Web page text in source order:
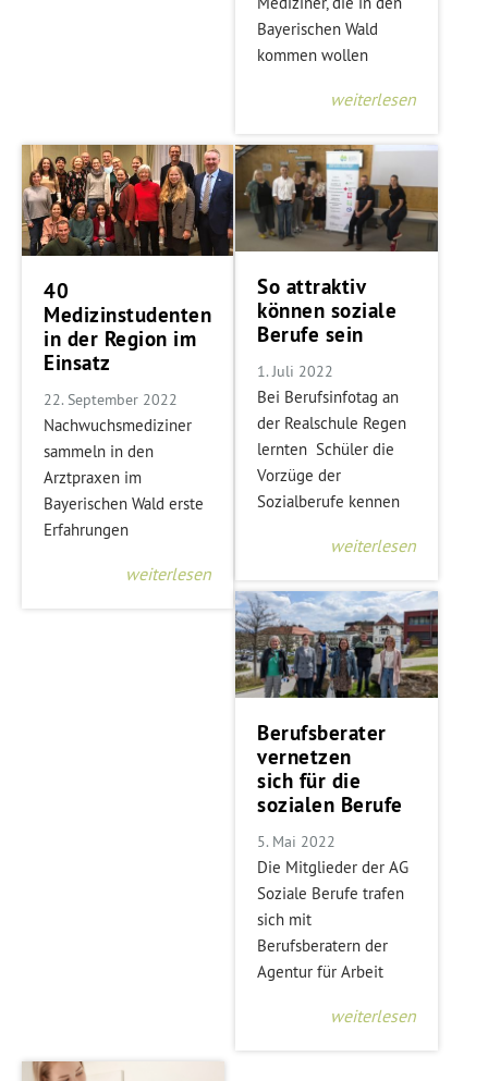
Bayerischen Wald
kommen wollen
weiterlesen
40
Medizinstudenten
in der Region im
Einsatz
22. September 2022
Nachwuchsmediziner
sammeln in den
Arztpraxen im
Bayerischen Wald erste
Erfahrungen
weiterlesen
So attraktiv
können soziale
Berufe sein
1. Juli 2022
Bei Berufsinfotag an
der Realschule Regen
lernten Schüler die
Vorzüge der
Sozialberufe kennen
weiterlesen
Berufsberater
vernetzen
sich für die
sozialen Berufe
5. Mai 2022
Die Mitglieder der AG
Soziale Berufe trafen
sich mit
Berufsberatern der
Agentur für Arbeit
weiterlesen